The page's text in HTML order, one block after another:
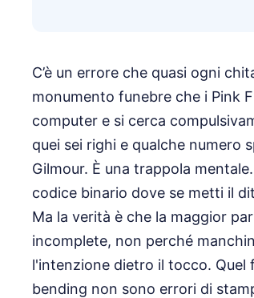
C’è un errore che quasi ogni
monumento funebre che i Pink
computer e si cerca
quei sei righi e qualche numero
Gilmour. È una trappola
codice binario dove se metti il
Ma la verità è che la maggior
incomplete, non perché
l'intenzione dietro il tocco. Quel
bending non sono errori di